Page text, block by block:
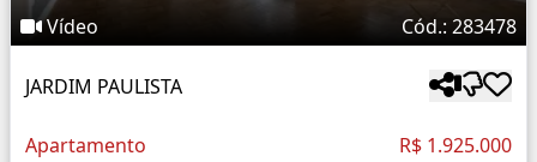
Vídeo Cód.: 283478
JARDIM PAULISTA
Apartamento R$ 1.925.000